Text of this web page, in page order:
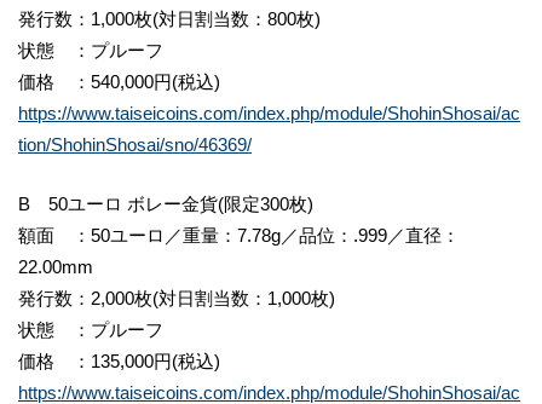
発行数：1,000枚(対日割当数：800枚)
状態 ：プルーフ
価格 ：540,000円(税込)
https://www.taiseicoins.com/index.php/module/ShohinShosai/ac
tion/ShohinShosai/sno/46369/
B 50ユーロ ボレー金貨(限定300枚)
額面 ：50ユーロ／重量：7.78g／品位：.999／直径：
22.00mm
発行数：2,000枚(対日割当数：1,000枚)
状態 ：プルーフ
価格 ：135,000円(税込)
https://www.taiseicoins.com/index.php/module/ShohinShosai/ac